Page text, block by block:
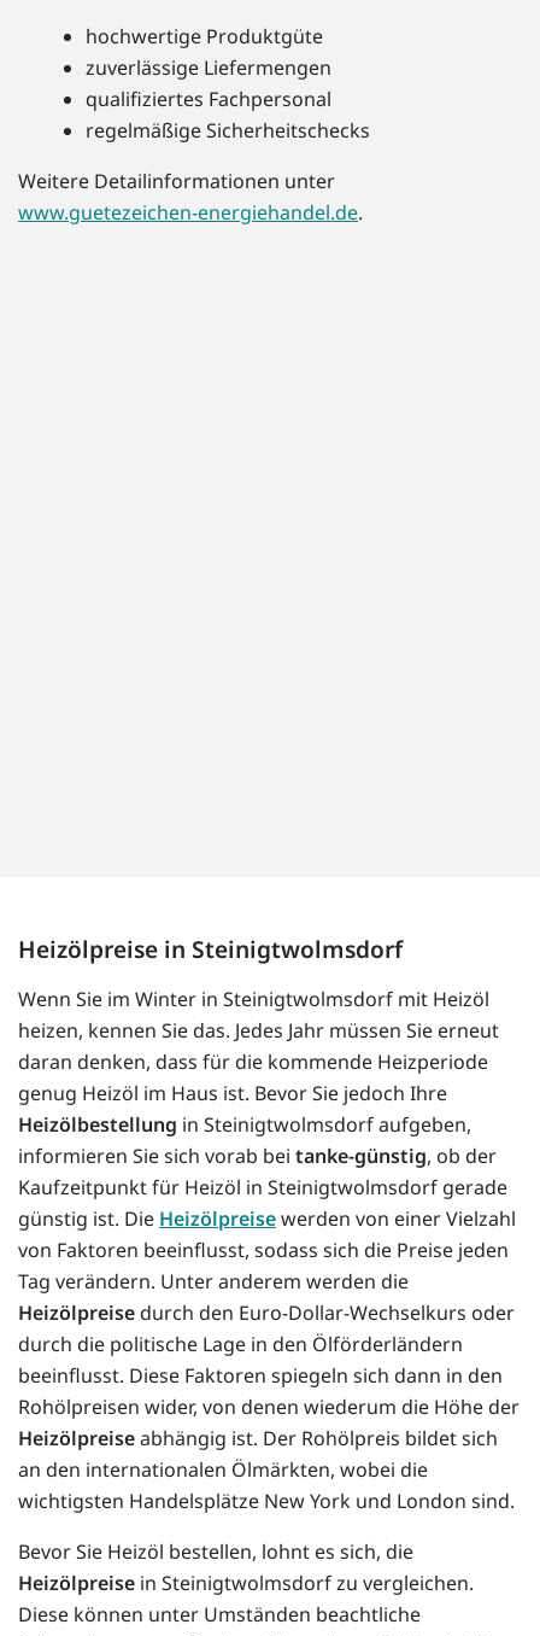
hochwertige Produktgüte
zuverlässige Liefermengen
qualifiziertes Fachpersonal
regelmäßige Sicherheitschecks
Weitere Detailinformationen unter
www.guetezeichen-energiehandel.de.
Heizölpreise in Steinigtwolmsdorf
Wenn Sie im Winter in Steinigtwolmsdorf mit Heizöl
heizen, kennen Sie das. Jedes Jahr müssen Sie erneut
daran denken, dass für die kommende Heizperiode
genug Heizöl im Haus ist. Bevor Sie jedoch Ihre
Heizölbestellung in Steinigtwolmsdorf aufgeben,
informieren Sie sich vorab bei tanke-günstig, ob der
Kaufzeitpunkt für Heizöl in Steinigtwolmsdorf gerade
günstig ist. Die Heizölpreisewerden von einer Vielzahl
von Faktoren beeinflusst, sodass sich die Preise jeden
Tag verändern. Unter anderem werden die
Heizölpreise durch den Euro-Dollar-Wechselkurs oder
durch die politische Lage in den Ölförderländern
beeinflusst. Diese Faktoren spiegeln sich dann in den
Rohölpreisen wider, von denen wiederum die Höhe der
Heizölpreiseabhängig ist. Der Rohölpreis bildet sich
an den internationalen Ölmärkten, wobei die
wichtigsten Handelsplätze New York und London sind.
Bevor Sie Heizöl bestellen, lohnt es sich, die
Heizölpreise in Steinigtwolmsdorf zu vergleichen.
Diese können unter Umständen beachtliche